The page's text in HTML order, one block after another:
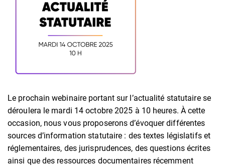
Le prochain webinaire portant sur l’actualité statutaire se
déroulera le mardi 14 octobre 2025 à 10 heures. À cette
occasion, nous vous proposerons d’évoquer différentes
sources d’information statutaire : des textes législatifs et
réglementaires, des jurisprudences, des questions écrites
ainsi que des ressources documentaires récemment